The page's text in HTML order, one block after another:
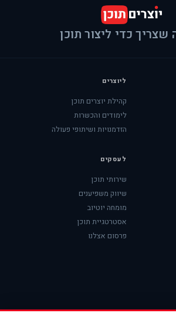
שצריך כדי ליצור תוכן
ליוצרים
קהילת יוצרים תוכן
לימודים והכשרות
הזדמנויות ושיתופי פעולה
לעסקים
שירותי תוכן
שיווק משפיענים
מומחה יוטיוב
אסטרטגיית תוכן
פרסום אצלנו